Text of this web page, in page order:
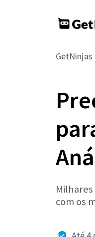
GetNinjas
com os